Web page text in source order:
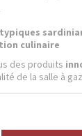
culinaire
des produits
de la salle à